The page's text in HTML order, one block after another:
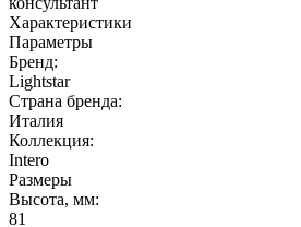
Характеристики
Параметры
Бренд:
Lightstar
Страна бренда:
Италия
Коллекция:
Intero
Размеры
Высота, мм:
81